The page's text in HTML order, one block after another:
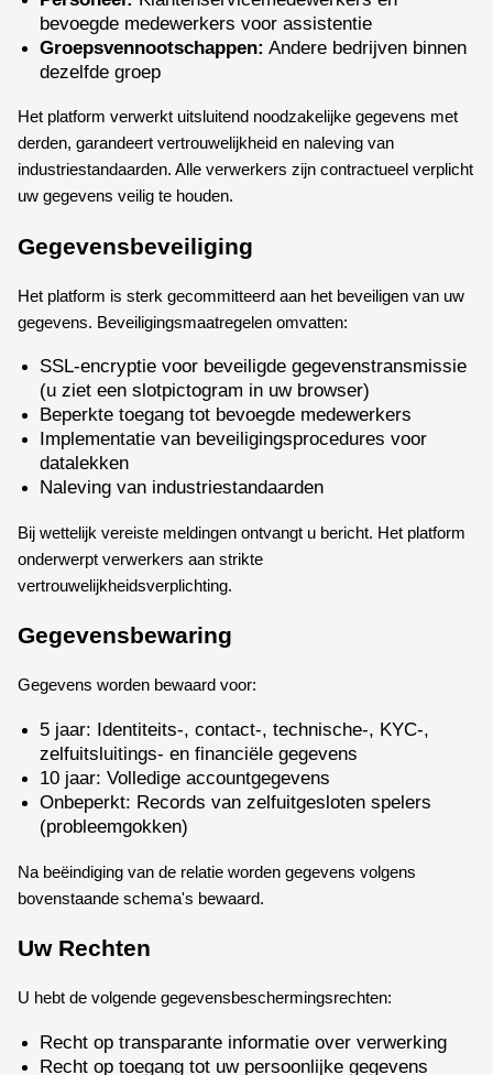
bevoegde medewerkers voor assistentie
Groepsvennootschappen: Andere bedrijven binnen
dezelfde groep
Het platform verwerkt uitsluitend noodzakelijke gegevens met
derden, garandeert vertrouwelijkheid en naleving van
industriestandaarden. Alle verwerkers zijn contractueel verplicht
uw gegevens veilig te houden.
Gegevensbeveiliging
Het platform is sterk gecommitteerd aan het beveiligen van uw
gegevens. Beveiligingsmaatregelen omvatten:
SSL-encryptie voor beveiligde gegevenstransmissie
(u ziet een slotpictogram in uw browser)
Beperkte toegang tot bevoegde medewerkers
Implementatie van beveiligingsprocedures voor
datalekken
Naleving van industriestandaarden
Bij wettelijk vereiste meldingen ontvangt u bericht. Het platform
onderwerpt verwerkers aan strikte
vertrouwelijkheidsverplichting.
Gegevensbewaring
Gegevens worden bewaard voor:
5 jaar: Identiteits-, contact-, technische-, KYC-,
zelfuitsluitings- en financiële gegevens
10 jaar: Volledige accountgegevens
Onbeperkt: Records van zelfuitgesloten spelers
(probleemgokken)
Na beëindiging van de relatie worden gegevens volgens
bovenstaande schema's bewaard.
Uw Rechten
U hebt de volgende gegevensbeschermingsrechten:
Recht op transparante informatie over verwerking
Recht op toegang tot uw persoonlijke gegevens